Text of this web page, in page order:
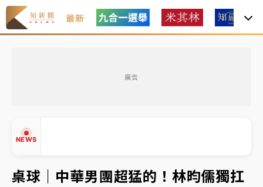
最新
廣告
NEWS
周末精選｜
面手法 郭台銘、蔡英文成關鍵
本周爆款短影音｜ 柯文哲帶電子手鐶拄拐杖現身／周玉
蔻蔡玉真開撕爆料
桌球｜中華男團超猛的！林昀儒獨扛